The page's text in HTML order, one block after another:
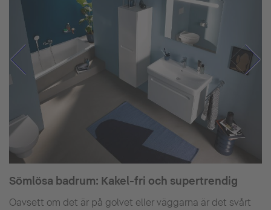
Sömlösa badrum: Kakel-fri och supertrendig
Oavsett om det är på golvet eller väggarna är det svårt